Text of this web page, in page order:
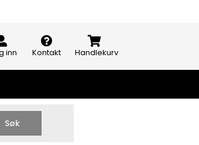
inn Kontakt Handlekurv
Søk